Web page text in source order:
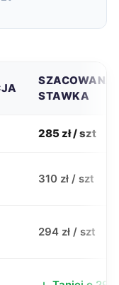
SZACOWANA
STAWKA
285 zł / szt
310 zł / szt
294 zł / szt